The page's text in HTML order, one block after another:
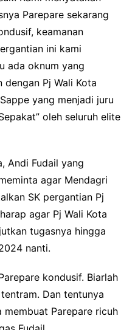
Parepare sekarang
keamanan
ini kami
ada oknum yang
Pj Wali Kota
yang menjadi juru
oleh seluruh elite
Andi Fudail yang
agar Mendagri
SK pergantian Pj
agar Pj Wali Kota
tugasnya hingga
nanti.
kondusif. Biarlah
Dan tentunya
Parepare ricuh